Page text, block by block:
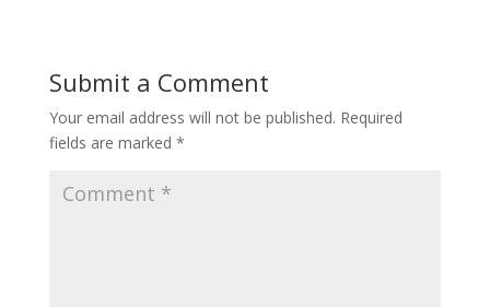
Submit a Comment
Your email address will not be published. Required
fields are marked *